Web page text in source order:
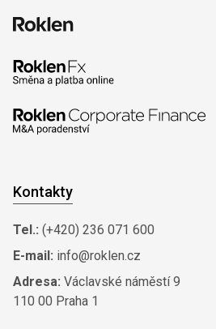
Kontakty
Tel.: (+420) 236 071 600
E-mail: info@roklen.cz
Adresa: Václavské náměstí 9
110 00 Praha 1